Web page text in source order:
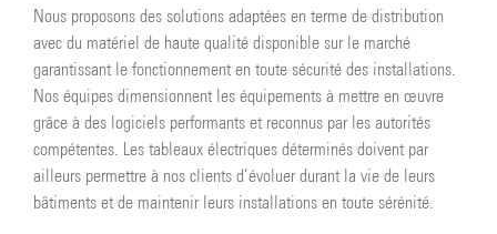
Nous proposons des solutions adaptées en terme de distribution
avec du matériel de haute qualité disponible sur le marché
garantissant le fonctionnement en toute sécurité des installations.
Nos équipes dimensionnent les équipements à mettre en œuvre
grâce à des logiciels performants et reconnus par les autorités
compétentes. Les tableaux électriques déterminés doivent par
ailleurs permettre à nos clients d’évoluer durant la vie de leurs
bâtiments et de maintenir leurs installations en toute sérénité.